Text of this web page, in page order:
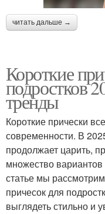
читать дальше →
Короткие
подростков
тренды
Короткие прически
современности. В
продолжает царить,
множество
статье мы
причесок для
выглядеть стильно и